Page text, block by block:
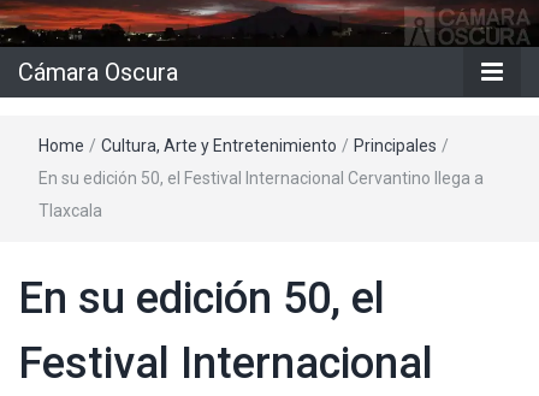
Oscura
Cámara Oscura
Home / Cultura, Arte y Entretenimiento / Principales /
En su edición 50, el Festival Internacional Cervantino llega a
Tlaxcala
En su edición 50, el
Festival Internacional